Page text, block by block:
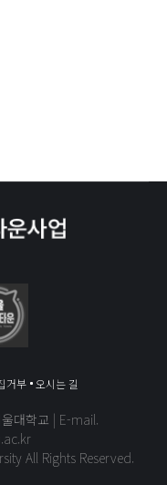
거부 오시는 길
대학교 | E-mail.
All Rights Reserved.